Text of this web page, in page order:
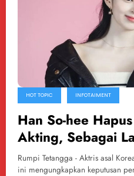
HOT TOPIC INFOTAIMENT
Han So-hee
Akting, Sebagai
Profesionalisme
Rumpi Tetangga - Aktris asal
ini mengungkapkan keputusan